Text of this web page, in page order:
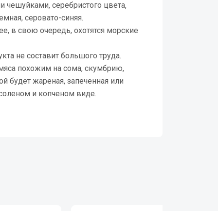
чешуйками, серебристого цвета,
серовато-синяя.
в свою очередь, охотятся морские
не составит большого труда.
похожим на сома, скумбрию,
будет жареная, запеченная или
и копченом виде.